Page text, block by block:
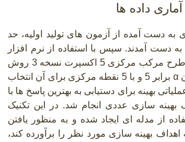
داده ها
به دست آمده از آزمون های تولید اولیه، حد
به دست آمدند. سپس با استفاده از نرم افزار
در قالب طرح مرکب مرکزی 5 اکسپرت نسخه 3 روش
α
برابر 5 و با 5 نقطه مرکزی برای آن انتخاب
بهینه برای دستیابی به بهترین پاسخ ها با
بهینه سازی عددی انجام شد. در این تکنیک
از مدله ای ایجاد شده و به منظور یافتن
بهینه سازی مورد نظر را برآورده کند،